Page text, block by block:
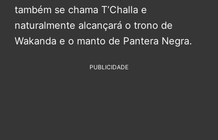
também se chama T’Challa e
naturalmente alcançará o trono de
Wakanda e o manto de Pantera Negra.
PUBLICIDADE